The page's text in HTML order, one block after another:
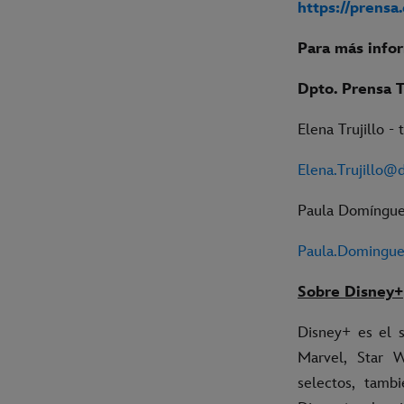
https://
Para más
Dpto. Prensa
Elena Trujillo -
Paula
Sobre Disney+
Disney+ es el
Marvel, Star
selectos,